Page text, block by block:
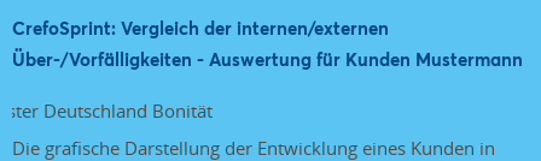
CrefoSprint: Vergleich der internen/externen
Über-/Vorfälligkeiten - Auswertung für Kunden Mustermann
Die grafische Darstellung der Entwicklung eines Kunden in